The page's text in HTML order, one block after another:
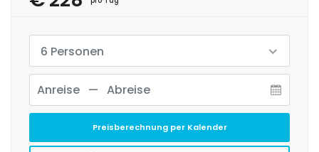
6 Personen
Preisberechnung per Kalender